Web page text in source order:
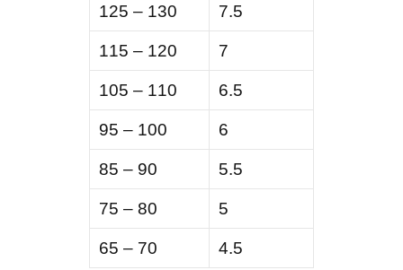
125 – 130 7.5
115 – 120 7
105 – 110 6.5
95 – 100 6
85 – 90 5.5
75 – 80 5
65 – 70 4.5